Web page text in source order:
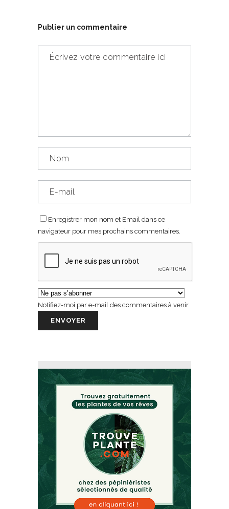
Publier un commentaire
Enregistrer mon nom et Email dans ce
navigateur pour mes prochains commentaires.
Notifiez-moi par e-mail des commentaires à venir.